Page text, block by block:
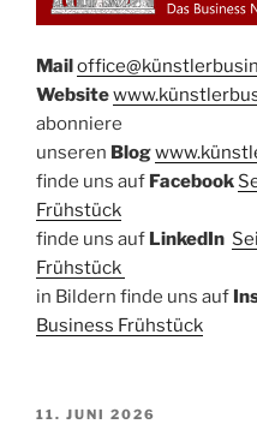
Mail
Website
abonniere
unseren Blog
​finde uns auf Facebook​
Frühstück​
finde uns auf ​ LinkedIn
Frühstück
in Bildern finde uns auf
Business Frühstück
VERÖFFENTLICHT
11. JUNI 2026